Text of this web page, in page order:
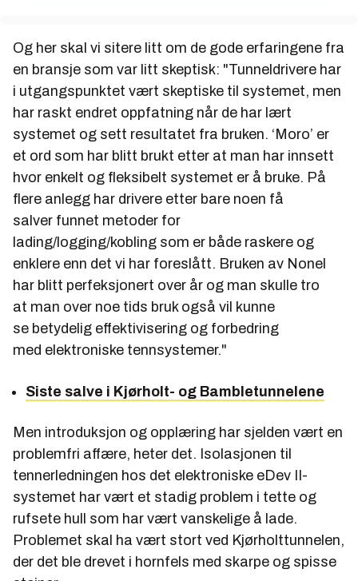
E134 Myntbrua-Trollerudmoen (Implenia)
E16 Bagn-Bjørgo (Skanska)
E6 Arnkvern-Moelv (Veidekke)
E39 Rogfast sidetunnel (BetonmastHæhre)
Og her skal vi sitere litt om de gode erfaringene fra
en bransje som var litt skeptisk: "Tunneldrivere har
i utgangspunktet vært skeptiske til systemet, men
har raskt endret oppfatning når de har lært
systemet og sett resultatet fra bruken. ‘Moro’ er
et ord som har blitt brukt etter at man har innsett
hvor enkelt og fleksibelt systemet er å bruke. På
flere anlegg har drivere etter bare noen få
salver funnet metoder for
lading/logging/kobling som er både raskere og
enklere enn det vi har foreslått. Bruken av Nonel
har blitt perfeksjonert over år og man skulle tro
at man over noe tids bruk også vil kunne
se betydelig effektivisering og forbedring
med elektroniske tennsystemer."
Siste salve i Kjørholt- og Bambletunnelene
Men introduksjon og opplæring har sjelden vært en
problemfri affære, heter det. Isolasjonen til
tennerledningen hos det elektroniske eDev II-
systemet har vært et stadig problem i tette og
rufsete hull som har vært vanskelige å lade.
Problemet skal ha vært stort ved Kjørholttunnelen,
der det ble drevet i hornfels med skarpe og spisse